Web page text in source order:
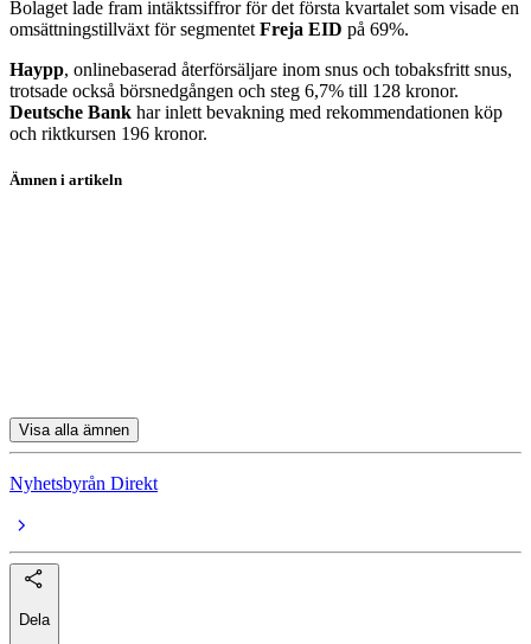
Bolaget lade fram intäktssiffror för det första kvartalet som visade en
omsättningstillväxt för segmentet Freja EID på 69%.
Haypp, onlinebaserad återförsäljare inom snus och tobaksfritt snus,
trotsade också börsnedgången och steg 6,7% till 128 kronor.
Deutsche Bank har inlett bevakning med rekommendationen köp
och riktkursen 196 kronor.
Ämnen i artikeln
Visa alla ämnen
Nyhetsbyrån Direkt
Dela